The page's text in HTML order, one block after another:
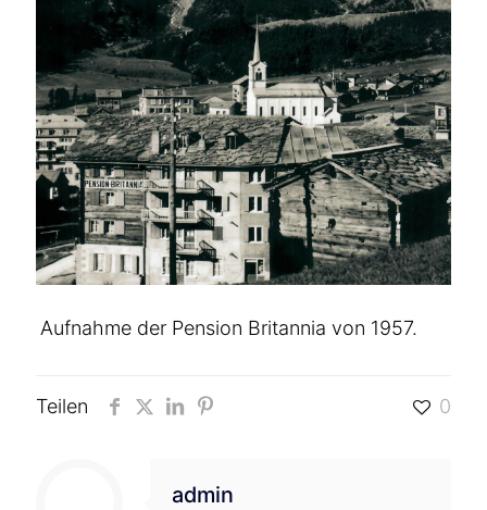
Aufnahme der Pension Britannia von 1957.
Teilen 0
admin